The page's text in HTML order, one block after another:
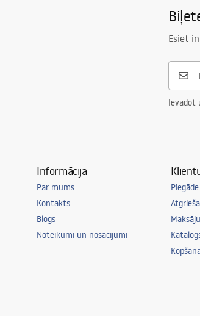
Esiet
Ievadot
Informācija
Par mums
Kontakts
Blogs
Noteikumi un nosacījumi
Piegāde